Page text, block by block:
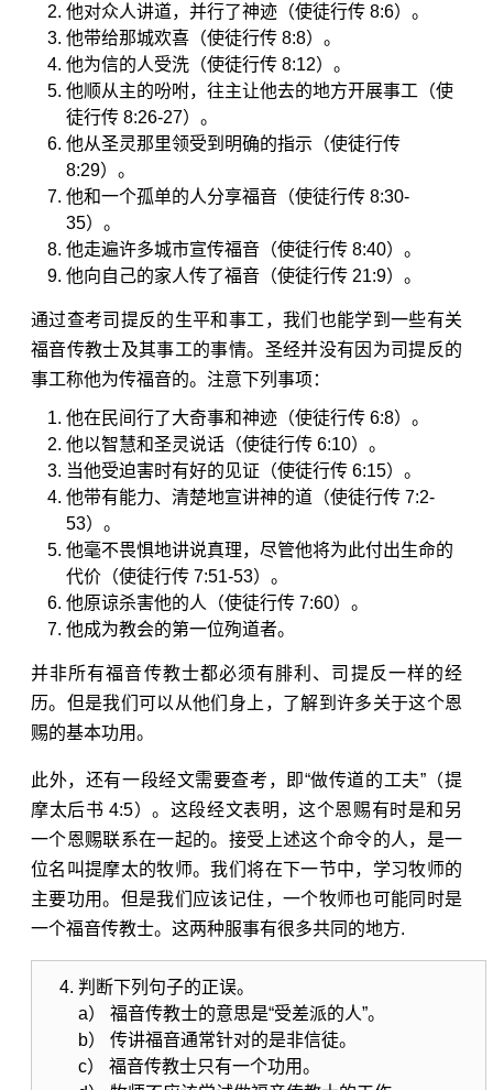
他对众人讲道，并行了神迹（使徒行传 8:6）。
他带给那城欢喜（使徒行传 8:8）。
他为信的人受洗（使徒行传 8:12）。
他顺从主的吩咐，往主让他去的地方开展事工（使
徒行传 8:26-27）。
他从圣灵那里领受到明确的指示（使徒行传
8:29）。
他和一个孤单的人分享福音（使徒行传 8:30-
35）。
他走遍许多城市宣传福音（使徒行传 8:40）。
他向自己的家人传了福音（使徒行传 21:9）。
通过查考司提反的生平和事工，我们也能学到一些有关
福音传教士及其事工的事情。圣经并没有因为司提反的
事工称他为传福音的。注意下列事项：
他在民间行了大奇事和神迹（使徒行传 6:8）。
他以智慧和圣灵说话（使徒行传 6:10）。
当他受迫害时有好的见证（使徒行传 6:15）。
他带有能力、清楚地宣讲神的道（使徒行传 7:2-
53）。
他毫不畏惧地讲说真理，尽管他将为此付出生命的
代价（使徒行传 7:51-53）。
他原谅杀害他的人（使徒行传 7:60）。
他成为教会的第一位殉道者。
并非所有福音传教士都必须有腓利、司提反一样的经
历。但是我们可以从他们身上，了解到许多关于这个恩
赐的基本功用。
此外，还有一段经文需要查考，即“做传道的工夫”（提
摩太后书 4:5）。这段经文表明，这个恩赐有时是和另
一个恩赐联系在一起的。接受上述这个命令的人，是一
位名叫提摩太的牧师。我们将在下一节中，学习牧师的
主要功用。但是我们应该记住，一个牧师也可能同时是
一个福音传教士。这两种服事有很多共同的地方.
判断下列句子的正误。
a） 福音传教士的意思是“受差派的人”。
b） 传讲福音通常针对的是非信徒。
c） 福音传教士只有一个功用。